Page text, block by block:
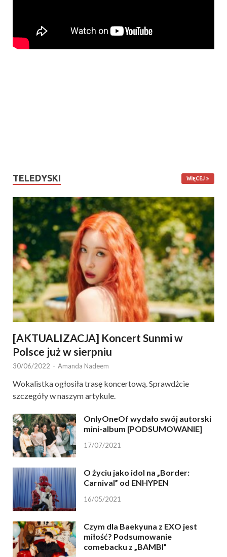
TELEDYSKI WIĘCEJ
[AKTUALIZACJA] Koncert Sunmi w
Polsce już w sierpniu
30/06/2022 - Amanda Nadeem
Wokalistka ogłosiła trasę koncertową. Sprawdźcie
szczegóły w naszym artykule.
OnlyOneOf wydało swój autorski
mini-album [PODSUMOWANIE]
17/07/2021
O życiu jako idol na „Border:
Carnival” od ENHYPEN
16/05/2021
Czym dla Baekyuna z EXO jest
miłość? Podsumowanie
comebacku z „BAMBI”